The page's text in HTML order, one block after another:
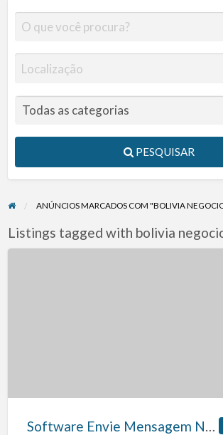
PESQUISAR
ANÚNCIOS MARCADOS COM "BOLIVIA
Listings tagged with bolivia
Software Envie Mensagem No Facebook Grupos 2021 – Download Gratuito